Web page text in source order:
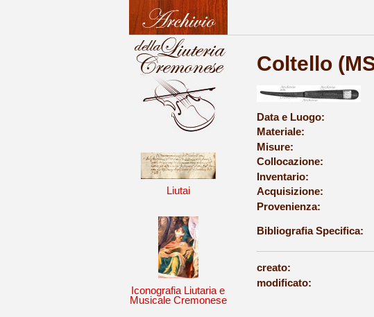
Liutai
Iconografia Liutaria e
Musicale Cremonese
Coltello
Data e Luogo:
Materiale:
Misure:
Collocazione:
Inventario:
Acquisizione:
Provenienza:
Bibliografia Specifica:
creato:
modificato: